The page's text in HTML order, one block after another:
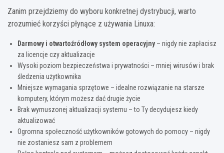
Zanim przejdziemy do wyboru konkretnej dystrybucji, warto
zrozumieć korzyści płynące z używania Linuxa:
Darmowy i otwartoźródłowy system operacyjny– nigdy nie zapłacisz
za licencje czy aktualizacje
Wysoki poziom bezpieczeństwa i prywatności – mniej wirusów i brak
śledzenia użytkownika
Mniejsze wymagania sprzętowe – idealne rozwiązanie na starsze
komputery, którym możesz dać drugie życie
Brak wymuszonej aktualizacji systemu – to Ty decydujesz kiedy
aktualizować
Ogromna społeczność użytkowników gotowych do pomocy – nigdy
nie zostaniesz sam z problemem